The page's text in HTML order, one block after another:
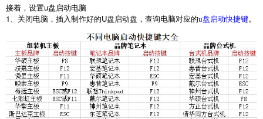
接着，设置u盘启动电脑
1、关闭电脑，插入制作好的U盘启动盘，查询电脑对应的u盘启动快捷键。